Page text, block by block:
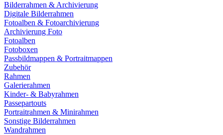
Bilderrahmen & Archivierung
Digitale Bilderrahmen
Fotoalben & Fotoarchivierung
Archivierung Foto
Fotoalben
Fotoboxen
Passbildmappen & Portraitmappen
Zubehör
Rahmen
Galerierahmen
Kinder- & Babyrahmen
Passepartouts
Portraitrahmen & Minirahmen
Sonstige Bilderrahmen
Wandrahmen